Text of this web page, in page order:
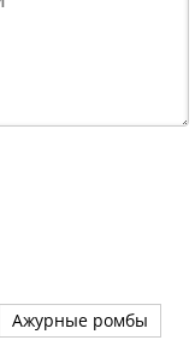
Ажурные ромбы